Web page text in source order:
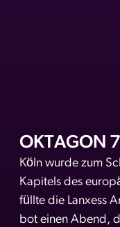
OKTAGON
Köln wurde zum
Kapitels des
füllte die Lanxess
bot einen Abend,